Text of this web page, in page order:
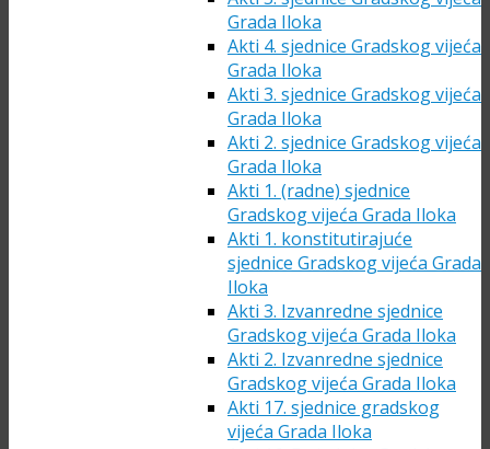
Grada Iloka
Akti 4. sjednice Gradskog vijeća
Grada Iloka
Akti 3. sjednice Gradskog vijeća
Grada Iloka
Akti 2. sjednice Gradskog vijeća
Grada Iloka
Akti 1. (radne) sjednice
Gradskog vijeća Grada Iloka
Akti 1. konstitutirajuće
sjednice Gradskog vijeća Grada
Iloka
Akti 3. Izvanredne sjednice
Gradskog vijeća Grada Iloka
Akti 2. Izvanredne sjednice
Gradskog vijeća Grada Iloka
Akti 17. sjednice gradskog
vijeća Grada Iloka